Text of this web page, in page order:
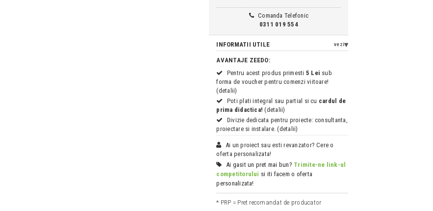
Comanda Telefonic
0311 019 554
INFORMATII UTILE vezi
AVANTAJE ZEEDO:
Pentru acest produs primesti 5 Lei sub
forma de voucher pentru comenzi viitoare!
(detalii)
Poti plati integral sau partial si cu cardul de
prima didactica! (detalii)
Divizie dedicata pentru proiecte: consultanta,
proiectare si instalare. (detalii)
Ai un proiect sau esti revanzator? Cere o
oferta personalizata!
Ai gasit un pret mai bun? Trimite-ne link-ul
competitorului si iti facem o oferta
personalizata!
* PRP = Pret recomandat de producator